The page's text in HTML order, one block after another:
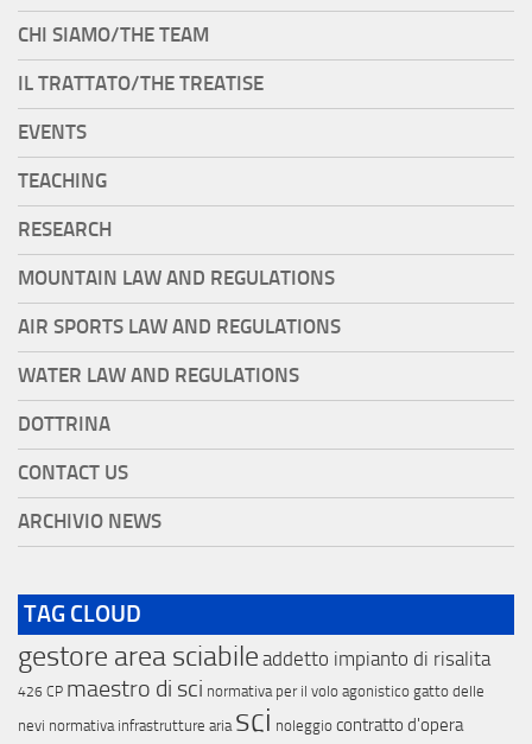
CHI SIAMO/THE TEAM
IL TRATTATO/THE TREATISE
EVENTS
TEACHING
RESEARCH
MOUNTAIN LAW AND REGULATIONS
AIR SPORTS LAW AND REGULATIONS
WATER LAW AND REGULATIONS
DOTTRINA
CONTACT US
ARCHIVIO NEWS
TAG CLOUD
gestore area sciabile addetto impianto di risalita
426 CP maestro di sci normativa per il volo agonistico gatto delle
nevi normativa infrastrutture aria sci noleggio contratto d'opera